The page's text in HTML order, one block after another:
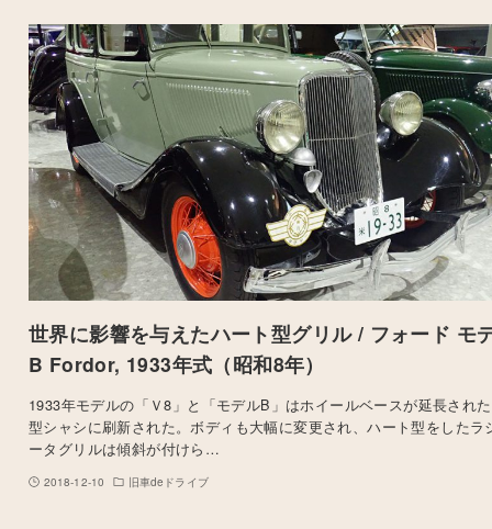
世界に影響を与えたハート型グリル / フォード モ
B Fordor, 1933年式（昭和8年）
1933年モデルの「Ｖ8」と「モデルB」はホイールベースが延長され
型シャシに刷新された。ボディも大幅に変更され、ハート型をしたラ
ータグリルは傾斜が付けら…
2018-12-10 旧車deドライブ